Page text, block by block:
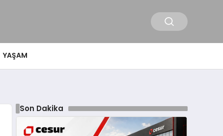
YAŞAM
Son Dakika